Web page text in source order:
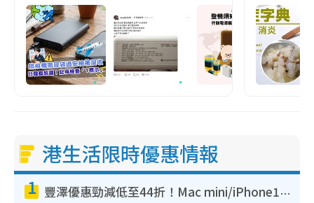
港生活限時優惠情報
1 豐澤優惠勁減低至44折！Mac mini/iPhone17Pro大減價！廚房家電$220起